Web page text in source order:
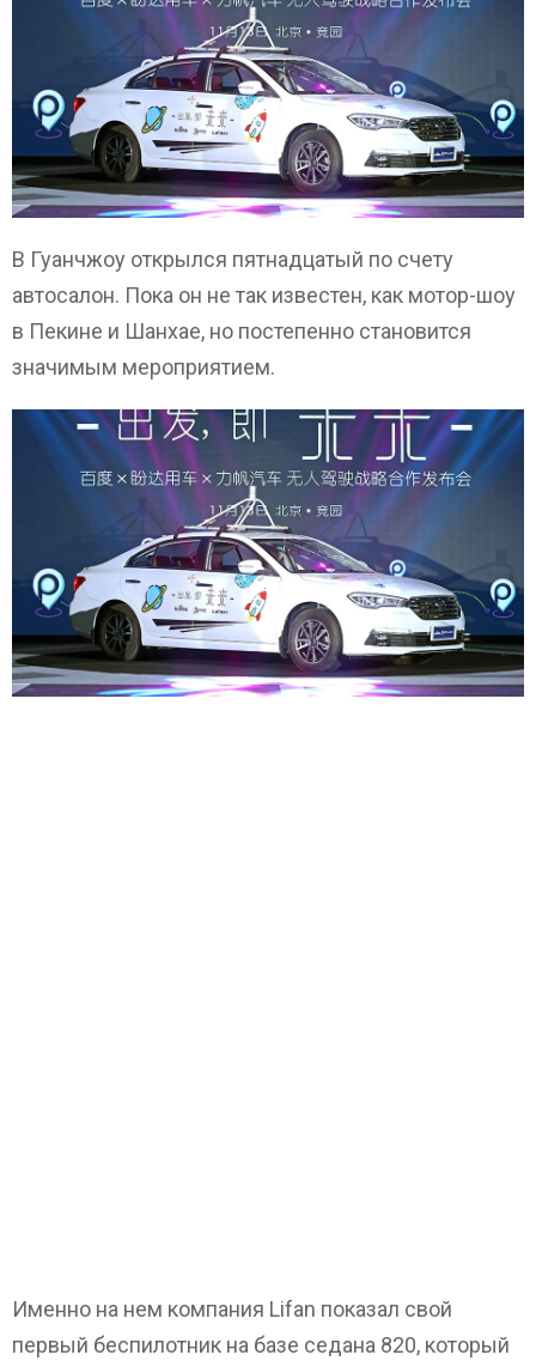
В Гуанчжоу открылся пятнадцатый по счету
автосалон. Пока он не так известен, как мотор-шоу
в Пекине и Шанхае, но постепенно становится
значимым мероприятием.
Именно на нем компания Lifan показал свой
первый беспилотник на базе седана 820, который